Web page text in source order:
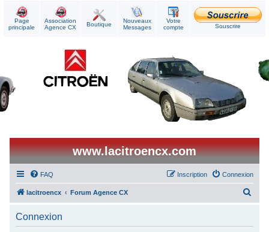
Page
principale
Association
Agence CX
Boutique
Nouveaux
Messages
Votre
compte
Souscrire
www.lacitroencx.com
FAQ Connexion
Inscription
lacitroencx Forum Agence CX
Connexion